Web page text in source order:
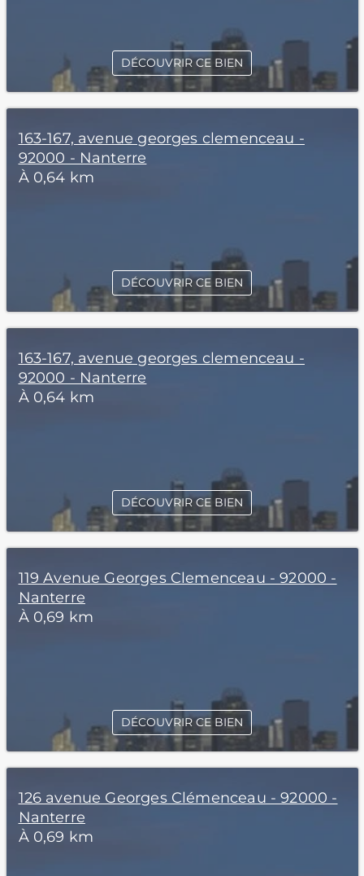
DÉCOUVRIR CE BIEN
163-167, avenue georges clemenceau -
92000 - Nanterre
À 0,64 km
DÉCOUVRIR CE BIEN
163-167, avenue georges clemenceau -
92000 - Nanterre
À 0,64 km
DÉCOUVRIR CE BIEN
119 Avenue Georges Clemenceau - 92000 -
Nanterre
À 0,69 km
DÉCOUVRIR CE BIEN
126 avenue Georges Clémenceau - 92000 -
Nanterre
À 0,69 km